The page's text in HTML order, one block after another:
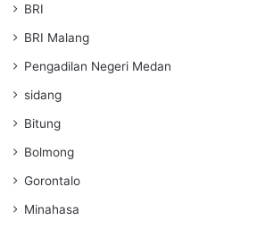
BRI
BRI Malang
Pengadilan Negeri Medan
sidang
Bitung
Bolmong
Gorontalo
Minahasa